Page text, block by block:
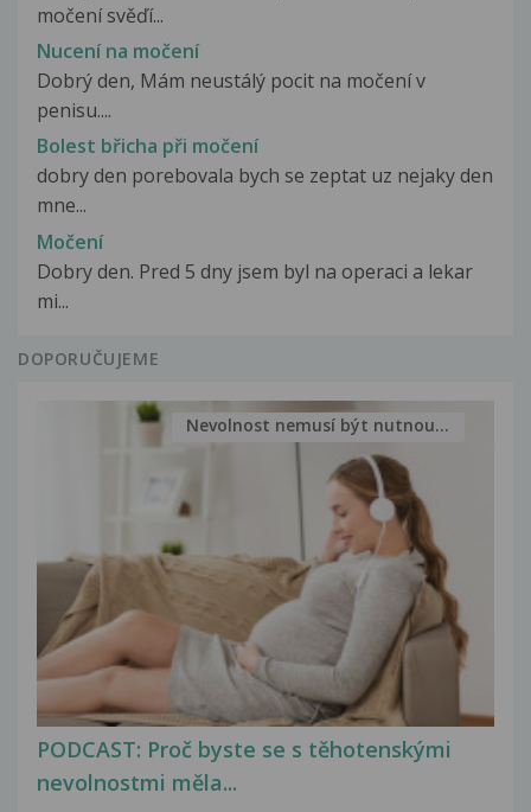
močení svěďí...
Nucení na močení
Dobrý den, Mám neustálý pocit na močení v
penisu....
Bolest břicha při močení
dobry den porebovala bych se zeptat uz nejaky den
mne...
Močení
Dobry den. Pred 5 dny jsem byl na operaci a lekar
mi...
DOPORUČUJEME
PODCAST: Proč byste se s těhotenskými
nevolnostmi měla...
Nevolnost nemusí být nutnou...